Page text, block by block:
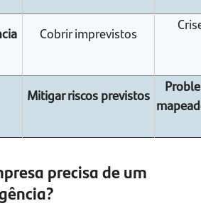
Cobrir imprevistos
Mitigar riscos previstos
precisa de um